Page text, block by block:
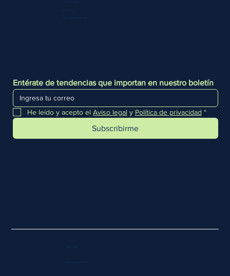
Entérate de tendencias que importan en nuestro boletín
He leído y acepto el Aviso legal y Política de privacidad *
Subscribirme